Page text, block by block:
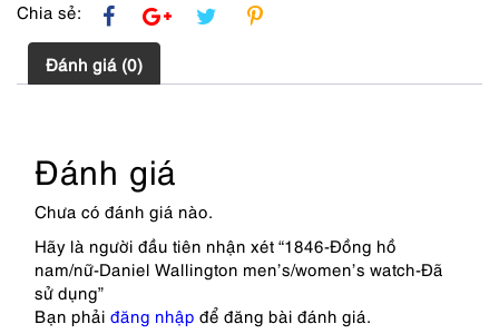
Chia sẻ:
Đánh giá (0)
Đánh giá
Chưa có đánh giá nào.
Hãy là người đầu tiên nhận xét “1846-Đồng hồ
nam/nữ-Daniel Wallington men’s/women’s watch-Đã
sử dụng”
Bạn phải đăng nhập để đăng bài đánh giá.